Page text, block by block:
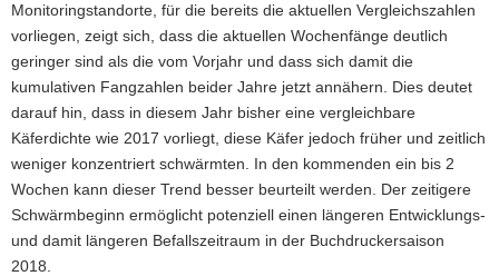
Monitoringstandorte, für die bereits die aktuellen Vergleichszahlen
vorliegen, zeigt sich, dass die aktuellen Wochenfänge deut­lich
geringer sind als die vom Vorjahr und dass sich damit die
kumulativen Fangzahlen beider Jahre jetzt an­nähern. Dies deutet
darauf hin, dass in diesem Jahr bisher eine vergleichbare
Käferdichte wie 2017 vorliegt, diese Käfer jedoch früher und zeitlich
weniger konzentriert schwärmten. In den kom­men­den ein bis 2
Wochen kann dieser Trend besser beurteilt werden. Der zeitigere
Schwärmbe­ginn ermöglicht potenziell einen längeren Entwicklungs-
und damit längeren Befallszeitraum in der Buchdruckersaison
2018.